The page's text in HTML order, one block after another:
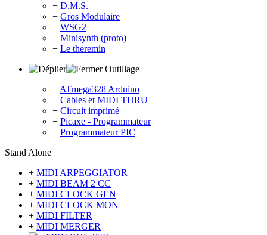
+ D.M.S.
+ Gros Modulaire
+ WSG2
+ Minisynth (proto)
+ Le theremin
Outillage
+ ATmega328 Arduino
+ Cables et MIDI THRU
+ Circuit imprimé
+ Picaxe - Programmateur
+ Programmateur PIC
Stand Alone
+ MIDI ARPEGGIATOR
+ MIDI BEAM 2 CC
+ MIDI CLOCK GEN
+ MIDI CLOCK MON
+ MIDI FILTER
+ MIDI MERGER